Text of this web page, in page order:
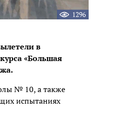
1296
в
«Большая
№ 10, а также
испытаниях